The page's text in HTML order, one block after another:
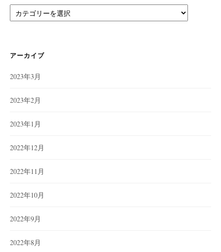
テ
ー
アーカイブ
2023年3月
2023年2月
2023年1月
2022年12月
2022年11月
2022年10月
2022年9月
2022年8月